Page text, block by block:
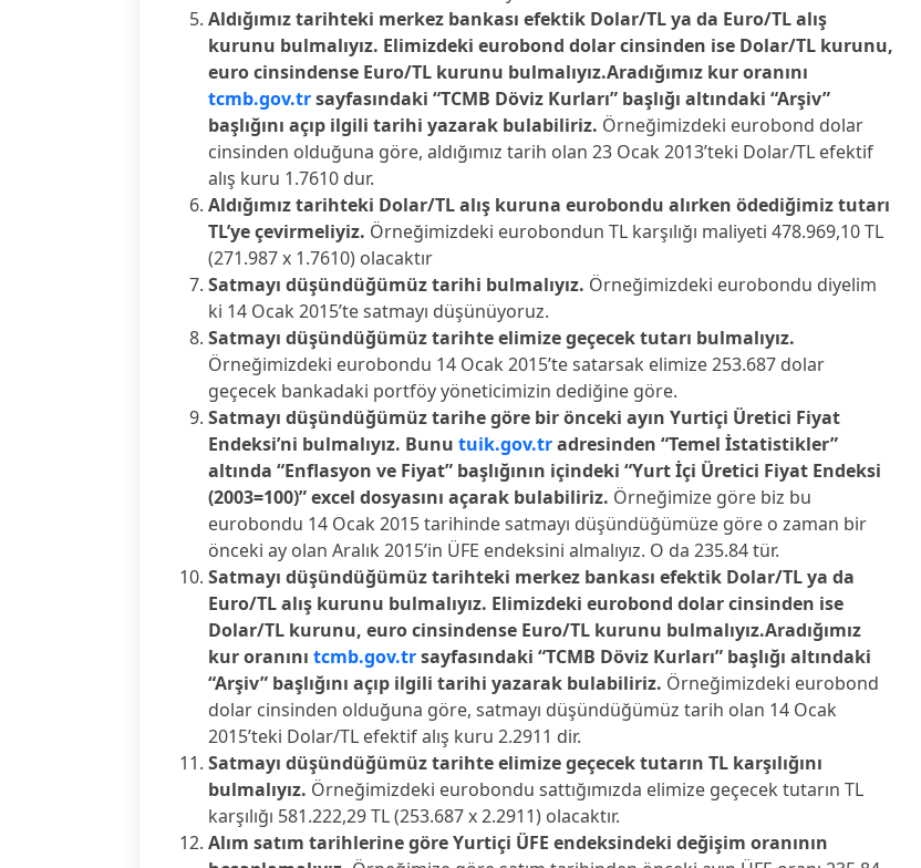
Aldığımız tarihteki merkez bankası efektik Dolar/TL ya da Euro/TL alış
kurunu bulmalıyız. Elimizdeki eurobond dolar cinsinden ise Dolar/TL kurunu,
euro cinsindense Euro/TL kurunu bulmalıyız.Aradığımız kur oranını
tcmb.gov.trsayfasındaki “TCMB Döviz Kurları” başlığı altındaki “Arşiv”
başlığını açıp ilgili tarihi yazarak bulabiliriz. Örneğimizdeki eurobond dolar
cinsinden olduğuna göre, aldığımız tarih olan 23 Ocak 2013’teki Dolar/TL efektif
alış kuru 1.7610 dur.
Aldığımız tarihteki Dolar/TL alış kuruna eurobondu alırken ödediğimiz tutarı
TL’ye çevirmeliyiz. Örneğimizdeki eurobondun TL karşılığı maliyeti 478.969,10 TL
(271.987 x 1.7610) olacaktır
Satmayı düşündüğümüz tarihi bulmalıyız. Örneğimizdeki eurobondu diyelim
ki 14 Ocak 2015’te satmayı düşünüyoruz.
Satmayı düşündüğümüz tarihte elimize geçecek tutarı bulmalıyız.
Örneğimizdeki eurobondu 14 Ocak 2015’te satarsak elimize 253.687 dolar
geçecek bankadaki portföy yöneticimizin dediğine göre.
Satmayı düşündüğümüz tarihe göre bir önceki ayın Yurtiçi Üretici Fiyat
Endeksi’ni bulmalıyız. Bunu tuik.gov.tradresinden “Temel İstatistikler”
altında “Enflasyon ve Fiyat” başlığının içindeki “Yurt İçi Üretici Fiyat Endeksi
(2003=100)” excel dosyasını açarak bulabiliriz. Örneğimize göre biz bu
eurobondu 14 Ocak 2015 tarihinde satmayı düşündüğümüze göre o zaman bir
önceki ay olan Aralık 2015’in ÜFE endeksini almalıyız. O da 235.84 tür.
Satmayı düşündüğümüz tarihteki merkez bankası efektik Dolar/TL ya da
Euro/TL alış kurunu bulmalıyız. Elimizdeki eurobond dolar cinsinden ise
Dolar/TL kurunu, euro cinsindense Euro/TL kurunu bulmalıyız.Aradığımız
kur oranını tcmb.gov.trsayfasındaki “TCMB Döviz Kurları” başlığı altındaki
“Arşiv” başlığını açıp ilgili tarihi yazarak bulabiliriz. Örneğimizdeki eurobond
dolar cinsinden olduğuna göre, satmayı düşündüğümüz tarih olan 14 Ocak
2015’teki Dolar/TL efektif alış kuru 2.2911 dir.
Satmayı düşündüğümüz tarihte elimize geçecek tutarın TL karşılığını
bulmalıyız. Örneğimizdeki eurobondu sattığımızda elimize geçecek tutarın TL
karşılığı 581.222,29 TL (253.687 x 2.2911) olacaktır.
Alım satım tarihlerine göre Yurtiçi ÜFE endeksindeki değişim oranının